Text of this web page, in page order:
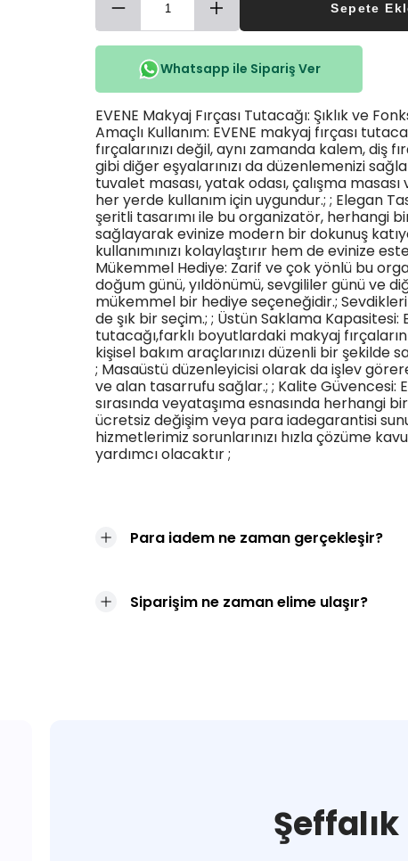
Sepete
Whatsapp ile Sipariş Ver
EVENE Makyaj Fırçası Tutacağı: Şıklık ve
Amaçlı Kullanım: EVENE makyaj fırçası
fırçalarınızı değil, aynı zamanda kalem, diş
gibi diğer eşyalarınızı da düzenlemenizi
tuvalet masası, yatak odası, çalışma
her yerde kullanım için uygundur.; ; Elegan
şeritli tasarımı ile bu organizatör, herhangi
sağlayarak evinize modern bir dokunuş
kullanımınızı kolaylaştırır hem de evinize
Mükemmel Hediye: Zarif ve çok yönlü bu
doğum günü, yıldönümü, sevgililer günü ve
mükemmel bir hediye seçeneğidir.;
de şık bir seçim.; ; Üstün Saklama Kapasitesi:
tutacağı,farklı boyutlardaki makyaj
kişisel bakım araçlarınızı düzenli bir şekilde
; Masaüstü düzenleyicisi olarak da işlev
ve alan tasarrufu sağlar.; ; Kalite Güvencesi:
sırasında veyataşıma esnasında herhangi
ücretsiz değişim veya para iadegarantisi
hizmetlerimiz sorunlarınızı hızla çözüme
yardımcı olacaktır ;
Para iadem ne zaman gerçekleşir?
Siparişim ne zaman elime ulaşır?
Şeffalık